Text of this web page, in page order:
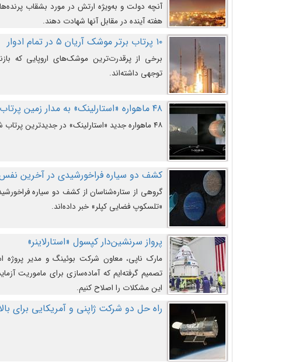
آنچه دولت و به‌ویژه ارتش در مورد بشقاب
هفته آینده در مقابل آنها شهادت دهند.
۱۰ پرتاب برتر موشک آریان ۵ در تمام ادوار
برخی از پرقدرت‌ترین موشک‌های اروپایی که
توجهی داشته‌اند.
۴۸ ماهواره «استارلینک» به مدار زمین پرتاب شدند
۴۸ ماهواره جدید «استارلینک» در جدیدترین پرتاب شرکت «اسپیس‌ایکس» به مدار زمین رفتند.
کشف دو سیاره فراخورشیدی در آخرین
گروهی از ستاره‌شناسان از کشف دو سیاره
«تلسکوپ فضایی کپلر» خبر داده‌اند.
پرواز سرنشین‌دار کپسول «استارلاینر»
مارک ناپی، معاون شرکت بوئینگ و مدیر پروژه
تصمیم گرفته‌ایم که آماده‌سازی برای ماموریت
این مشکلات را اصلاح کنیم.
راه حل دو شرکت ژاپنی و آمریکایی برای